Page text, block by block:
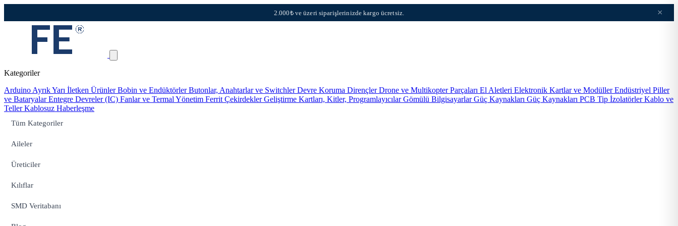
2.000₺ ve üzeri siparişlerinizde kargo ücretsiz. ×
Kategoriler
Arduino Ayrık Yarı İletken ÜrünlerBobin ve EndüktörlerButonlar, Anahtarlar ve SwitchlerDevre Koruma DirençlerDrone ve Multikopter Parçaları El Aletleri Elektronik Kartlar ve ModüllerEndüstriyel Piller
ve BataryalarEntegre Devreler (IC) Fanlar ve Termal Yönetim Ferrit ÇekirdeklerGeliştirme Kartları, Kitler, ProgramlayıcılarGömülü BilgisayarlarGüç Kaynakları Güç Kaynakları PCB Tip İzolatörlerKablo ve
TellerKablosuz Haberleşme
Tüm Kategoriler
Aileler
Üreticiler
Kılıflar
SMD Veritabanı